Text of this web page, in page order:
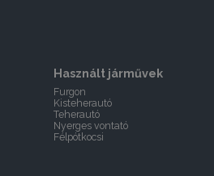
Használt járművek
Furgon
Kisteherautó
Teherautó
Nyerges vontató
Félpótkocsi